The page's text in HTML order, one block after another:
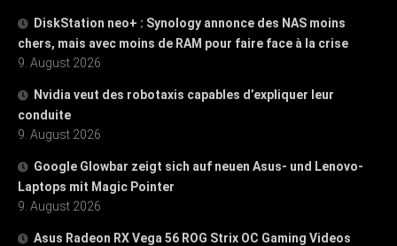
DiskStation neo+ : Synology annonce des NAS moins
chers, mais avec moins de RAM pour faire face à la crise
9. August 2026
Nvidia veut des robotaxis capables d’expliquer leur
conduite
9. August 2026
Google Glowbar zeigt sich auf neuen Asus- und Lenovo-
Laptops mit Magic Pointer
9. August 2026
Asus Radeon RX Vega 56 ROG Strix OC Gaming Videos